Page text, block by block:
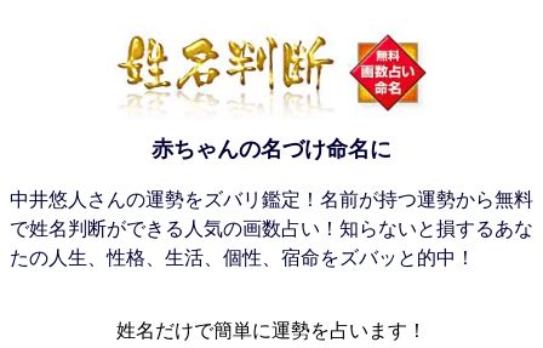
赤ちゃんの名づけ命名に
中井悠人さんの運勢をズバリ鑑定！名前が持つ運勢から無料
で姓名判断ができる人気の画数占い！知らないと損するあな
たの人生、性格、生活、個性、宿命をズバッと的中！
姓名だけで簡単に運勢を占います！